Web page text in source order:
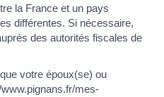
la France et un pays
différentes. Si nécessaire,
des autorités fiscales de
votre époux(se) ou
mes-